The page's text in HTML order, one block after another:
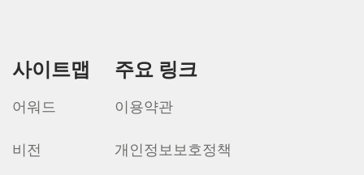
사이트맵
어워드
비전
주요 링크
이용약관
개인정보보호정책